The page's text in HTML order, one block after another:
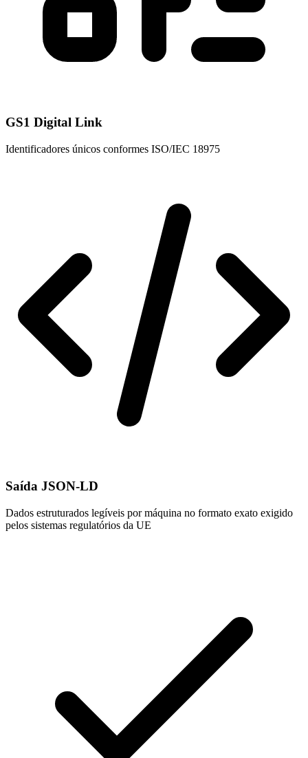
GS1 Digital Link
Identificadores únicos conformes ISO/IEC 18975
Saída JSON-LD
Dados estruturados legíveis por máquina no formato exato exigido
pelos sistemas regulatórios da UE